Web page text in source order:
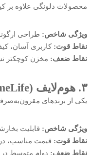
محصولات دلونگی علاوه بر
ویژگی شاخص: طراحی
نقاط قوت: کاربری آسان،
نقاط ضعف: مخزن کوچکتر
۳. هوم‌لایف (HomeLife)
یکی از برندهای
ویژگی شاخص: قابلیت
نقاط قوت: قیمت مناسب،
نقاط ضعف: دوام متوسط